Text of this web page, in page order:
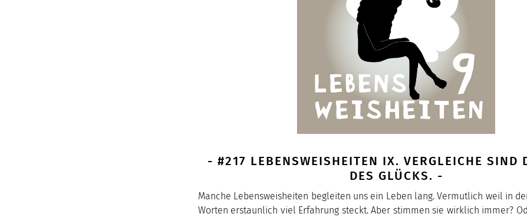
- #217 LEBENSWEISHEITEN IX. VERGLEICHE SIND
DES GLÜCKS. -
Manche Lebensweisheiten begleiten uns ein Leben lang. Vermutlich weil in
Worten erstaunlich viel Erfahrung steckt. Aber stimmen sie wirklich immer?